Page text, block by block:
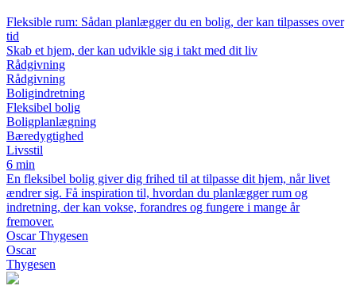
Fleksible rum: Sådan planlægger du en bolig, der kan tilpasses over
tid
Skab et hjem, der kan udvikle sig i takt med dit liv
Rådgivning
Rådgivning
Boligindretning
Fleksibel bolig
Boligplanlægning
Bæredygtighed
Livsstil
6 min
En fleksibel bolig giver dig frihed til at tilpasse dit hjem, når livet
ændrer sig. Få inspiration til, hvordan du planlægger rum og
indretning, der kan vokse, forandres og fungere i mange år
fremover.
Oscar Thygesen
Oscar
Thygesen